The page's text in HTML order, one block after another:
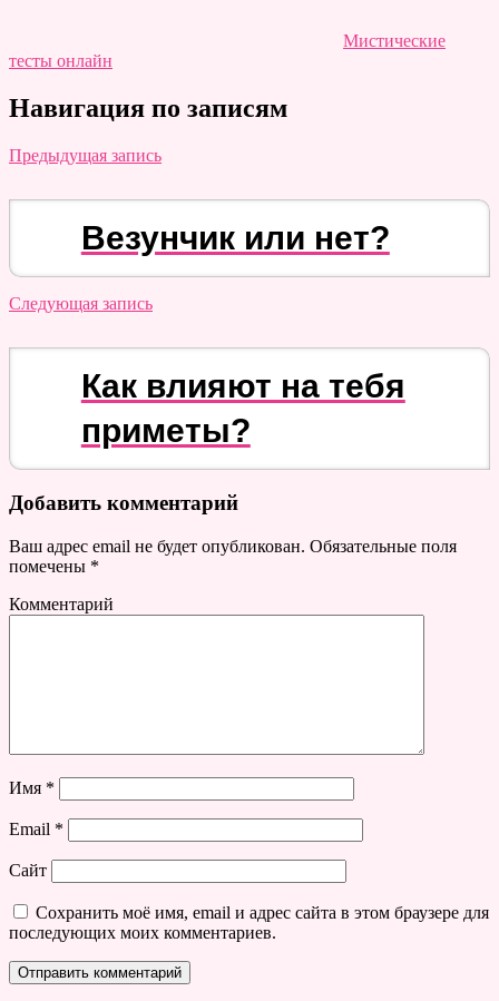
Мистические
тесты онлайн
Навигация по записям
Предыдущая запись
Везунчик или нет?
Следующая запись
Как влияют на тебя
приметы?
Добавить комментарий
Ваш адрес email не будет опубликован. Обязательные поля
помечены *
Комментарий
Имя *
Email *
Сайт
Сохранить моё имя, email и адрес сайта в этом браузере для
последующих моих комментариев.